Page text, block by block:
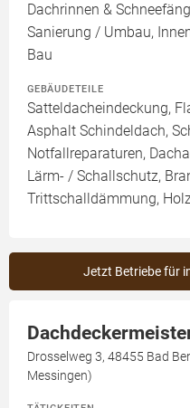
Dachrinnen &
Sanierung / Umbau,
Bau
GEBÄUDETEILE
Satteldacheindeckung,
Asphalt Schindeldach,
Notfallreparaturen,
Lärm- / Schallschutz,
Trittschalldämmung,
Jetzt Betriebe für
Drosselweg 3, 48455 Bad
Messingen)